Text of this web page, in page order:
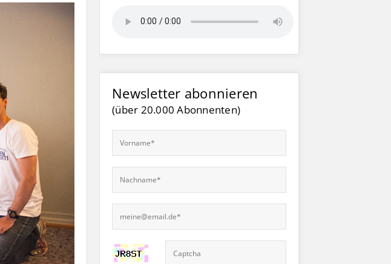
Newsletter abonnieren
(über 20.000 Abonnenten)